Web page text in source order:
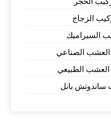
الزجاج
السيراميك
الصناعي
الطبيعي
ساندوتش بانل